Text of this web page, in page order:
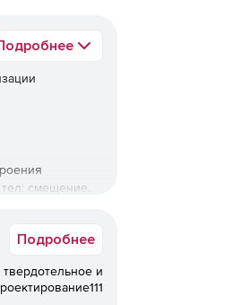
смещение,
Подробнее
и